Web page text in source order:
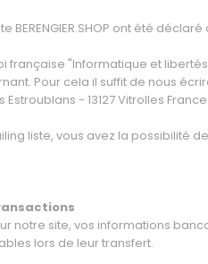
BERENGIER.SHOP ont été
"Informatique et
Pour cela il suffit de nous
Estroublans - 13127 Vitrolles France.
liste, vous avez la possibilité
notre site, vos informations
lors de leur transfert.